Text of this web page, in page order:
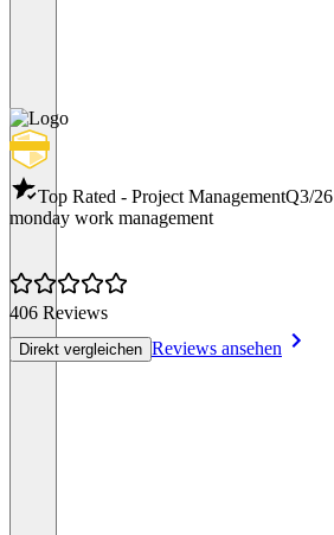
Top Rated - Project ManagementQ3/26
monday work management
406 Reviews
Direkt vergleichen Reviews ansehen